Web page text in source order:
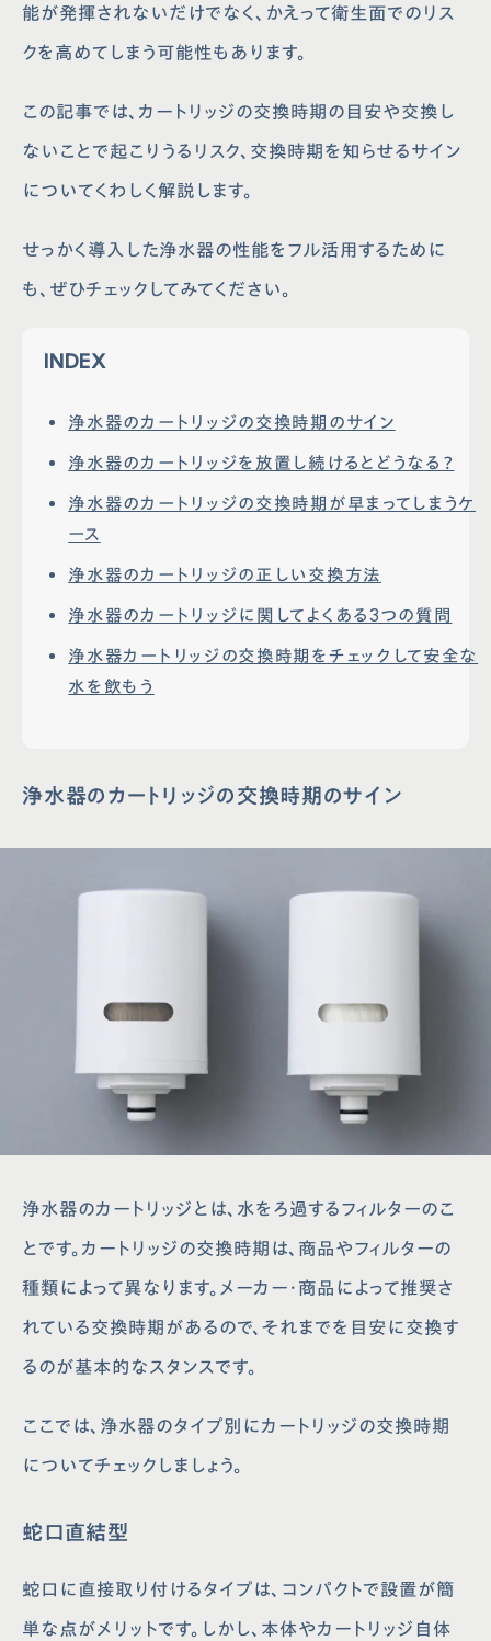
能が発揮されないだけでなく、かえって衛生面でのリス
クを高めてしまう可能性もあります。
この記事では、カートリッジの交換時期の目安や交換し
ないことで起こりうるリスク、交換時期を知らせるサイン
についてくわしく解説します。
せっかく導入した浄水器の性能をフル活用するために
も、ぜひチェックしてみてください。
INDEX
浄水器のカートリッジの交換時期のサイン
浄水器のカートリッジを放置し続けるとどうなる？
浄水器のカートリッジの交換時期が早まってしまうケ
ース
浄水器のカートリッジの正しい交換方法
浄水器のカートリッジに関してよくある3つの質問
浄水器カートリッジの交換時期をチェックして安全な
水を飲もう
浄水器のカートリッジの交換時期のサイン
浄水器のカートリッジとは、水をろ過するフィルターのこ
とです。カートリッジの交換時期は、商品やフィルターの
種類によって異なります。メーカー・商品によって推奨さ
れている交換時期があるので、それまでを目安に交換す
るのが基本的なスタンスです。
ここでは、浄水器のタイプ別にカートリッジの交換時期
についてチェックしましょう。
蛇口直結型
蛇口に直接取り付けるタイプは、コンパクトで設置が簡
単な点がメリットです。しかし、本体やカートリッジ自体